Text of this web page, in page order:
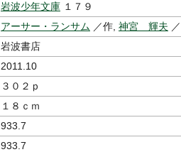
岩波少年文庫 １７９
アーサー・ランサム ／作, 神宮 輝夫
岩波書店
2011.10
３０２ｐ
１８ｃｍ
933.7
933.7